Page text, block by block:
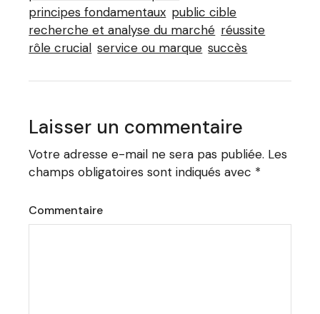
principes fondamentaux public cible
recherche et analyse du marché réussite
rôle crucial service ou marque succès
Laisser un commentaire
Votre adresse e-mail ne sera pas publiée. Les
champs obligatoires sont indiqués avec *
Commentaire